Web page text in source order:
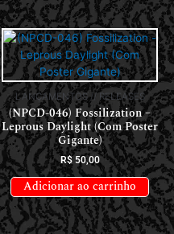
LANÇAMENTOS // RELEASES
(NPCD-046) Fossilization –
Leprous Daylight (Com Poster
Gigante)
R$50,00
Adicionar ao carrinho